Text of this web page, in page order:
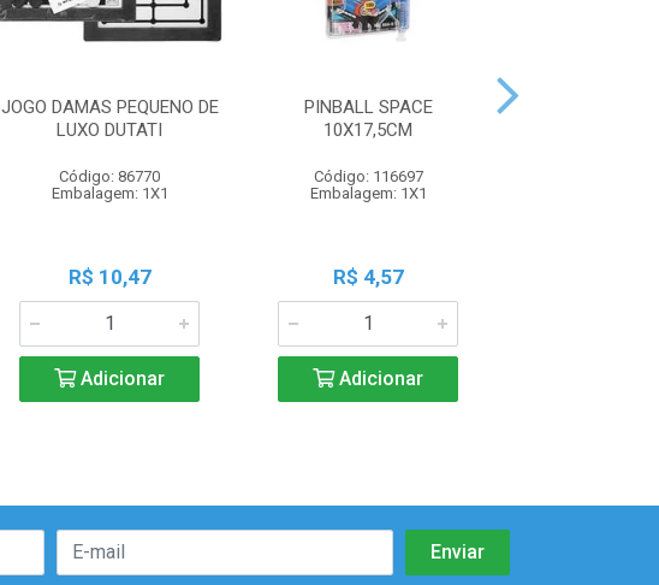
JOGO DAMAS PEQUENO DE
LUXO DUTATI
Código: 86770
Embalagem: 1X1
R$ 10,47
Adicionar
PINBALL SPACE
10X17,5CM
Código: 116697
Embalagem: 1X1
R$ 4,57
Adicionar